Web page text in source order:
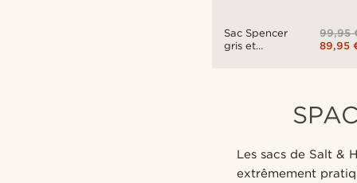
Sac Spencer
gris et
99,95
89,95
Les sacs de Salt &
extrêmement